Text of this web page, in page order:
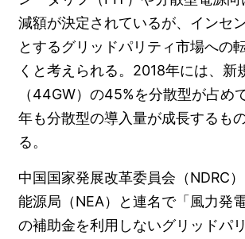
減額が決定されているが、インセ
とするグリッドパリティ市場への
くと考えられる。2018年には、新
（44GW）の45%を分散型が占め
年も分散型の導入量が成長するも
る。
中国国家発展改革委員会（NDRC
能源局（NEA）と連名で「風力発
の補助金を利用しないグリッドパ